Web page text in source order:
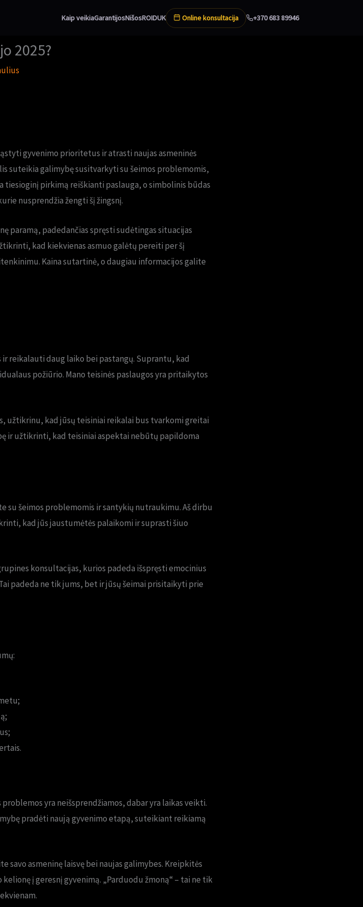
Kaip veikiaGarantijosNišosROIDUK Online konsultacija +370 683 89946
2025?
gyvenimo prioritetus ir atrasti naujas asmeninės
suteikia galimybę susitvarkyti su šeimos problemomis,
tiesioginį pirkimą reiškianti paslauga, o simbolinis būdas
nusprendžia žengti šį žingsnį.
paramą, padedančias spręsti sudėtingas situacijas
kad kiekvienas asmuo galėtų pereiti per šį
Kaina sutartinė, o daugiau informacijos galite
reikalauti daug laiko bei pastangų. Suprantu, kad
požiūrio. Mano teisinės paslaugos yra pritaikytos
užtikrinu, kad jūsų teisiniai reikalai bus tvarkomi greitai
ir užtikrinti, kad teisiniai aspektai nebūtų papildoma
su šeimos problemomis ir santykių nutraukimu. Aš dirbu
kad jūs jaustumėtės palaikomi ir suprasti šiuo
konsultacijas, kurios padeda išspręsti emocinius
padeda ne tik jums, bet ir jūsų šeimai prisitaikyti prie
yra neišsprendžiamos, dabar yra laikas veikti.
pradėti naują gyvenimo etapą, suteikiant reikiamą
savo asmeninę laisvę bei naujas galimybes. Kreipkitės
į geresnį gyvenimą. „Parduodu žmoną“ – tai ne tik